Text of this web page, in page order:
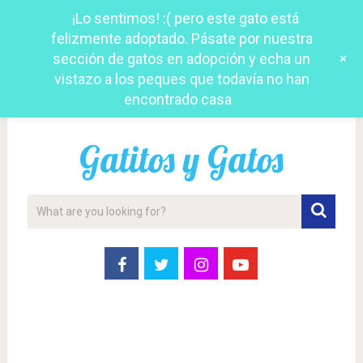
Gatitos y Gatos
¡Lo sentimos! :( pero este gato está
felizmente adoptado. Pásate por nuestra
sección de gatos en adopción y echa un
vistazo a los peques que todavía no han
encontrado casa
+